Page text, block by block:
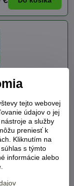
sa radí medzi
a dosahuje
tejto webovej
údajov o jej
a služby
preniesť k
Kliknutím na
súhlas s týmto
informácie alebo